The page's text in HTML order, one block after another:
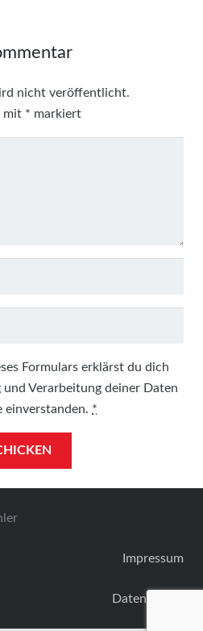
nicht veröffentlicht.
mit * markiert
Formulars erklärst du dich
Verarbeitung deiner Daten
einverstanden. *
Impressum
Datenschutz